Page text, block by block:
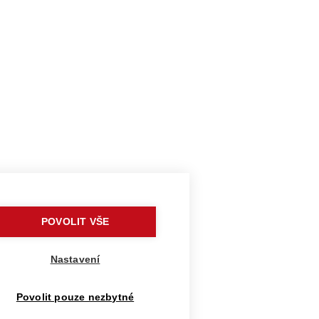
POVOLIT VŠE
Nastavení
Povolit pouze nezbytné